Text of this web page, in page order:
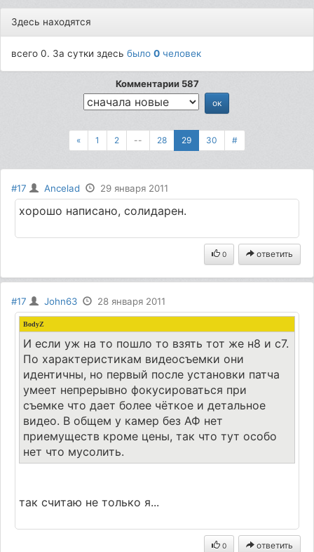
Здесь находятся
всего 0. За сутки здесьбыло0 человек
Комментарии 587
« 1 2 -- 28 29 30 #
#17 Ancelad 29 января 2011
хорошо написано, солидарен.
0 ответить
#17 John63 28 января 2011
BodyZ
И если уж на то пошло то взять тот же н8 и с7.
По характеристикам видеосъемки они
идентичны, но первый после установки патча
умеет непрерывно фокусироваться при
съемке что дает более чёткое и детальное
видео. В общем у камер без АФ нет
приемуществ кроме цены, так что тут особо
нет что мусолить.
так считаю не только я...
0 ответить